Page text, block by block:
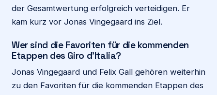
der Gesamtwertung erfolgreich verteidigen. Er
kam kurz vor Jonas Vingegaard ins Ziel.
Wer sind die Favoriten für die kommenden
Etappen des Giro d’Italia?
Jonas Vingegaard und Felix Gall gehören weiterhin
zu den Favoriten für die kommenden Etappen des